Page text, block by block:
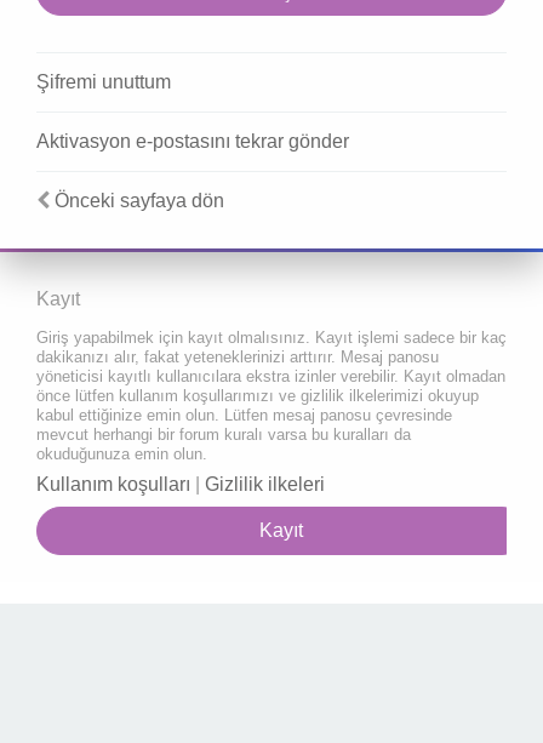
Şifremi unuttum
Aktivasyon e-postasını tekrar gönder
Önceki sayfaya dön
Kayıt
Giriş yapabilmek için kayıt olmalısınız. Kayıt işlemi sadece bir kaç
dakikanızı alır, fakat yeteneklerinizi arttırır. Mesaj panosu
yöneticisi kayıtlı kullanıcılara ekstra izinler verebilir. Kayıt olmadan
önce lütfen kullanım koşullarımızı ve gizlilik ilkelerimizi okuyup
kabul ettiğinize emin olun. Lütfen mesaj panosu çevresinde
mevcut herhangi bir forum kuralı varsa bu kuralları da
okuduğunuza emin olun.
Kullanım koşulları Gizlilik ilkeleri
Kayıt